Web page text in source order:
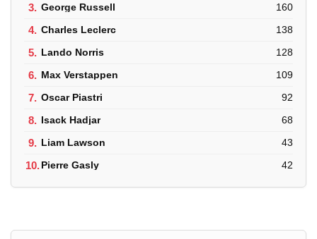
3. George Russell 160
4. Charles Leclerc 138
5. Lando Norris 128
6. Max Verstappen 109
7. Oscar Piastri 92
8. Isack Hadjar 68
9. Liam Lawson 43
10.Pierre Gasly 42